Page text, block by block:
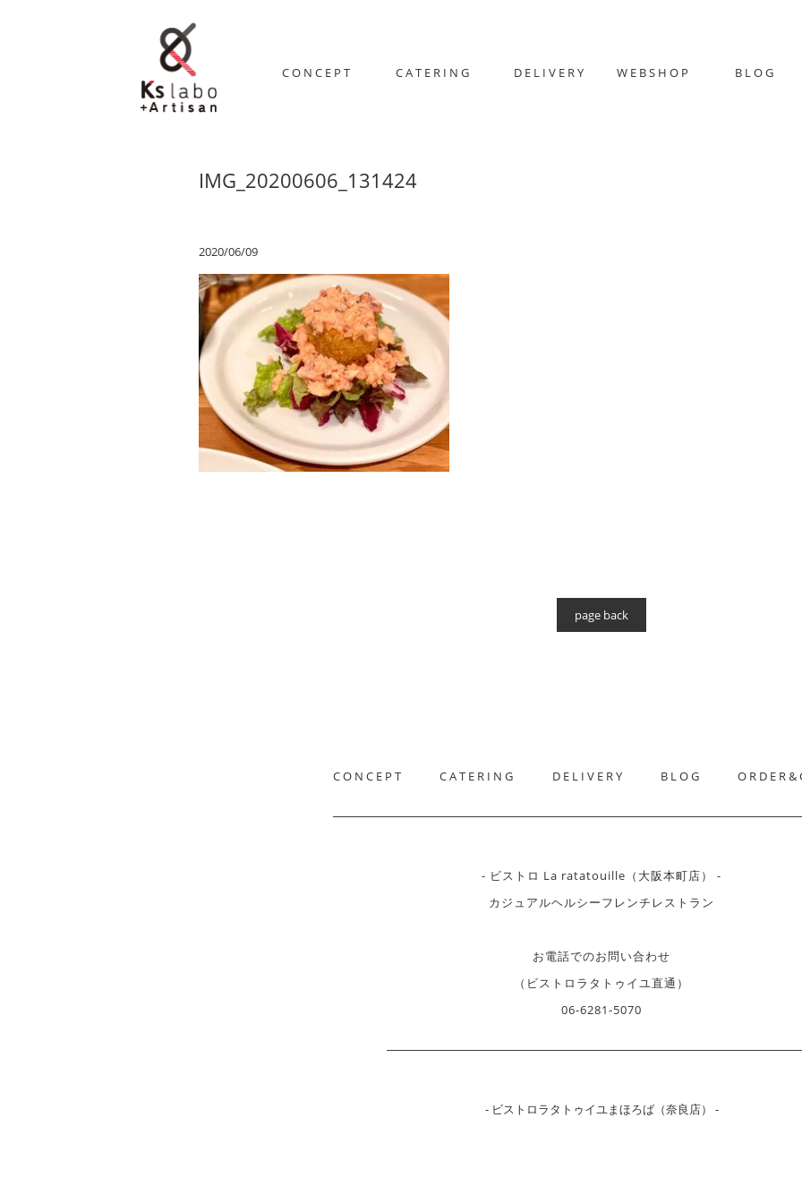
CONCEPT CATERING DELIVERY WEBSHOP BLOG
IMG_20200606_131424
2020/06/09
page back
CONCEPT CATERING DELIVERY BLOG
- ビストロ La ratatouille（大阪本町店） -
カジュアルヘルシーフレンチレストラン
お電話でのお問い合わせ
（ビストロラタトゥイユ直通）
06-6281-5070
- ビストロラタトゥイユまほろば（奈良店） -